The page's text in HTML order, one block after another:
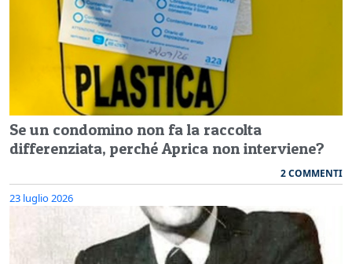
Se un condomino non fa la raccolta
differenziata, perché Aprica non interviene?
2 COMMENTI
23 luglio 2026